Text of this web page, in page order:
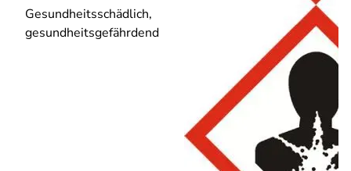
Gesundheitsschädlich,
gesundheitsgefährdend